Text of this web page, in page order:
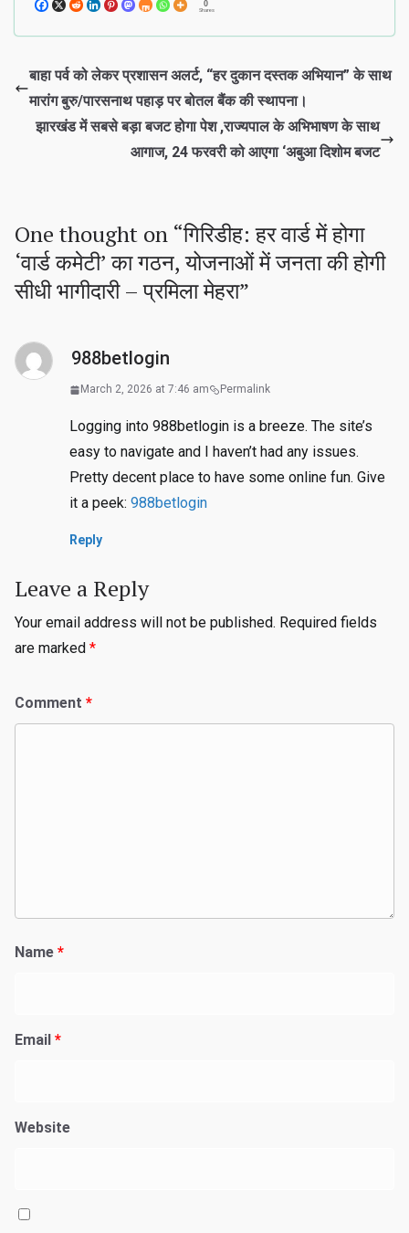
0
Shares
बाहा पर्व को लेकर प्रशासन अलर्ट, “हर दुकान दस्तक अभियान” के साथ
मारांग बुरु/पारसनाथ पहाड़ पर बोतल बैंक की स्थापना।
झारखंड में सबसे बड़ा बजट होगा पेश ,राज्यपाल के अभिभाषण के साथ
आगाज, 24 फरवरी को आएगा ‘अबुआ दिशोम बजट
One thought on “गिरिडीह: हर वार्ड में होगा
‘वार्ड कमेटी’ का गठन, योजनाओं में जनता की होगी
सीधी भागीदारी – प्रमिला मेहरा”
988betlogin
March 2, 2026 at 7:46 am Permalink
Logging into 988betlogin is a breeze. The site’s
easy to navigate and I haven’t had any issues.
Pretty decent place to have some online fun. Give
it a peek: 988betlogin
Reply
Leave a Reply
Your email address will not be published. Required fields
are marked *
Comment *
Name *
Email *
Website